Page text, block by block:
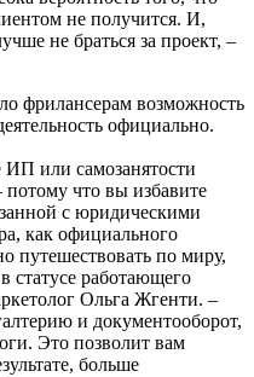
не получится. И,
не браться за проект, –
фрилансерам возможность
официально.
или самозанятости
потому что вы избавите
с юридическими
как официального
путешествовать по миру,
статусе работающего
Ольга Жгенти. –
и документооборот,
Это позволит вам
больше